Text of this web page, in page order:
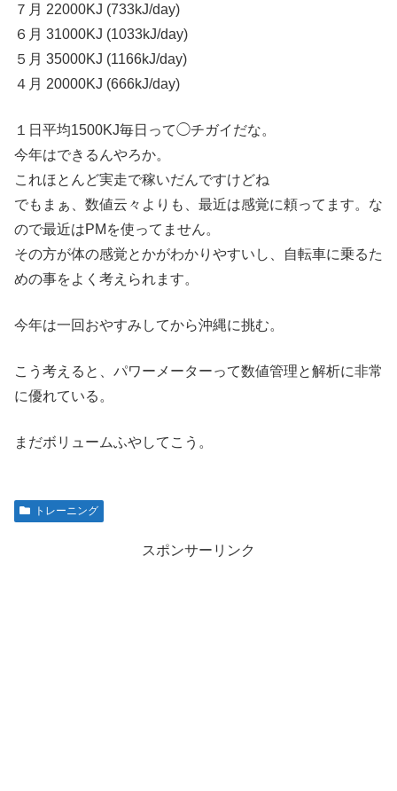
７月 22000KJ (733kJ/day)
６月 31000KJ (1033kJ/day)
５月 35000KJ (1166kJ/day)
４月 20000KJ (666kJ/day)
１日平均1500KJ毎日って◯チガイだな。
今年はできるんやろか。
これほとんど実走で稼いだんですけどね
でもまぁ、数値云々よりも、最近は感覚に頼ってます。な
ので最近はPMを使ってません。
その方が体の感覚とかがわかりやすいし、自転車に乗るた
めの事をよく考えられます。
今年は一回おやすみしてから沖縄に挑む。
こう考えると、パワーメーターって数値管理と解析に非常
に優れている。
まだボリュームふやしてこう。
トレーニング
スポンサーリンク